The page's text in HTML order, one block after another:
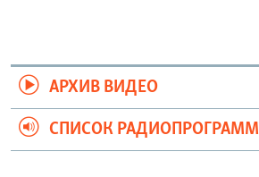
АРХИВ ВИДЕО
СПИСОК РАДИОПРОГРАММ